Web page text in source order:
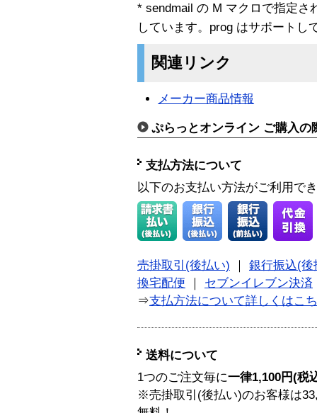
* sendmail の M マクロで指定さ
しています。prog はサポートし
関連リンク
メーカー商品情報
ぷらっとオンライン ご購入の
支払方法について
以下のお支払い方法がご利用で
売掛取引(後払い)
銀行振込(後
換宅配便
セブンイレブン決済
⇒支払方法について詳しくはこ
送料について
1つのご注文毎に一律1,100円(税
※売掛取引(後払い)のお客様は